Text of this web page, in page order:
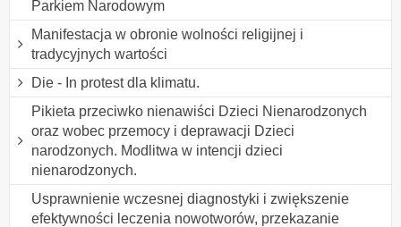
Parkiem Narodowym
Manifestacja w obronie wolności religijnej i
tradycyjnych wartości
Die - In protest dla klimatu.
Pikieta przeciwko nienawiści Dzieci Nienarodzonych
oraz wobec przemocy i deprawacji Dzieci
narodzonych. Modlitwa w intencji dzieci
nienarodzonych.
Usprawnienie wczesnej diagnostyki i zwiększenie
efektywności leczenia nowotworów, przekazanie